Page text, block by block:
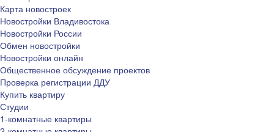
Карта новостроек
Новостройки Владивостока
Новостройки России
Обмен новостройки
Новостройки онлайн
Общественное обсуждение проектов
Проверка регистрации ДДУ
Купить квартиру
Студии
1-комнатные квартиры